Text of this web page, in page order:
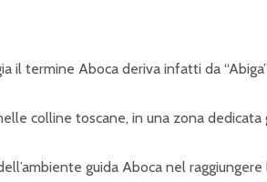
il termine Aboca deriva infatti da
colline toscane, in una zona dedicata
guida Aboca nel raggiungere